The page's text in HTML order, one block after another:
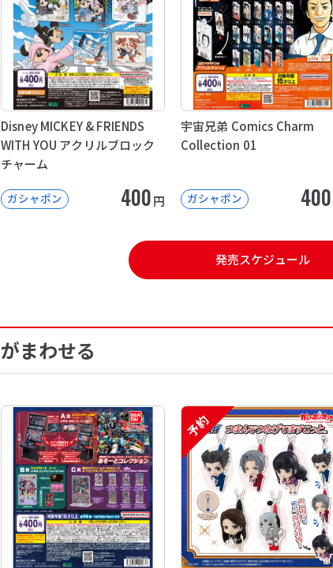
Disney MICKEY & FRIENDS
WITH YOU アクリルブロック
チャーム
ガシャポン 400円
宇宙兄弟 Comics Charm
Collection 01
ガシャポン 400
発売スケジュール
がまわせる
予約